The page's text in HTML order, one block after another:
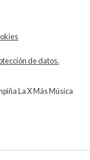
de datos.
La X Más Música